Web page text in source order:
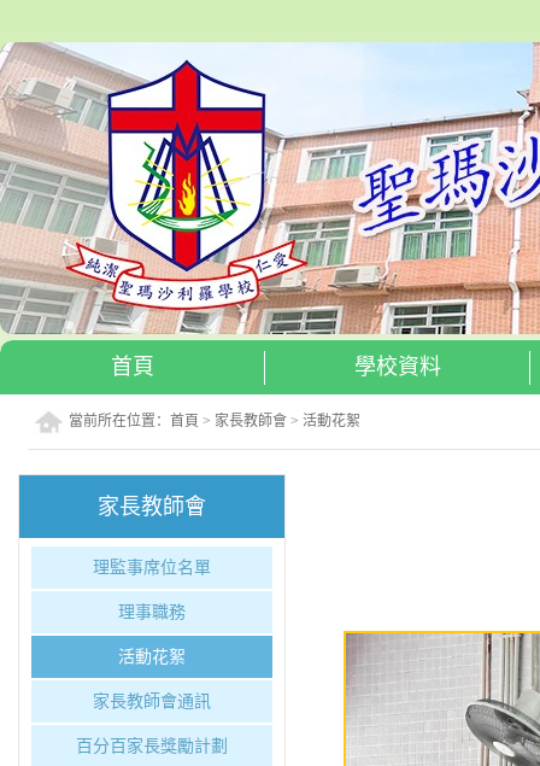
首頁 學校資料
當前所在位置：首頁 > 家長教師會 >活動花絮
家長教師會
理監事席位名單
理事職務
活動花絮
家長教師會通訊
百分百家長獎勵計劃